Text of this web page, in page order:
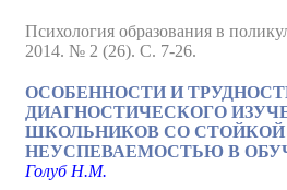
Психология образования в
2014. № 2 (26). С. 7-26.
ОСОБЕННОСТИ И
ДИАГНОСТИЧЕСКОГО
ШКОЛЬНИКОВ СО СТОЙКОЙ
НЕУСПЕВАЕМОСТЬЮ В
Голуб Н.М.